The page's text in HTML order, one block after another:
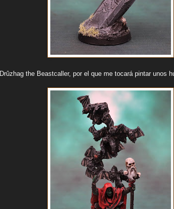
Drûzhag the Beastcaller, por el que me tocará pintar unos